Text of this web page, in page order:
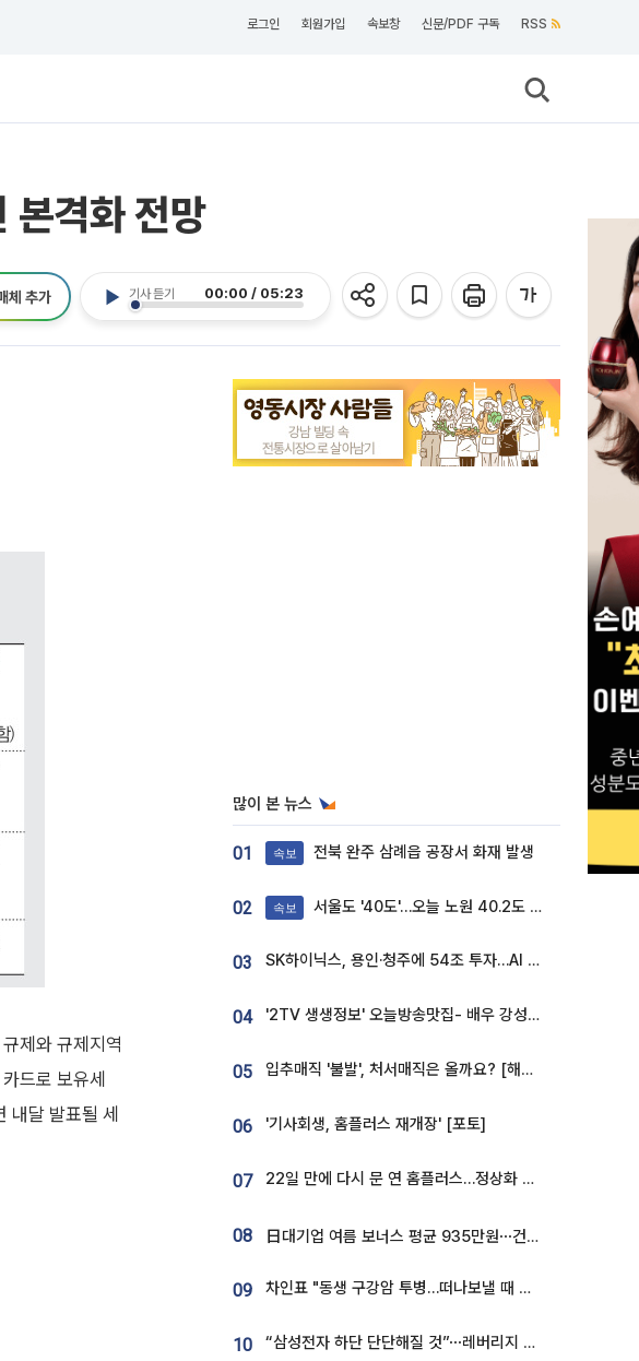
로그인 회원가입 속보창 신문/PDF 구독 RSS
본격화 전망
기사 듣기 00:00 / 05:23
체 추가
제와 규제지역
드로 보유세
내달 발표될 세
많이 본 뉴스
01 속보 전북 완주 삼례읍 공장서 화재 발생
02 속보 서울도 '40도'…오늘 노원 40.2도 기록
03 SK하이닉스, 용인·청주에 54조 투자…AI 메모리 생산기지 키운다
04 '2TV 생생정보' 오늘방송맛집- 배우 강성진 단골! 쌀국수ㆍ푸팟퐁 커리 맛집 '블○○○'
05 입추매직 '불발', 처서매직은 올까요? [해시태그]
06 '기사회생, 홈플러스 재개장' [포토]
07 22일 만에 다시 문 연 홈플러스…정상화 바쁜데 재고 없어 ‘발동동’[가보니]
08 日대기업 여름 보너스 평균 935만원⋯건설회사 1800만 넘어
09 차인표 "동생 구강암 투병…떠나보낼 때 가장 힘들었다”
10 “삼성전자 하단 단단해질 것”⋯레버리지 규제에 쏠림 완화 [찐코노미]